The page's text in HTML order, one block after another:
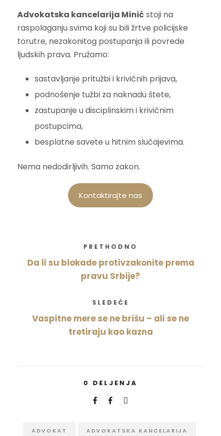
Advokatska kancelarija Minić stoji na
raspolaganju svima koji su bili žrtve policijske
torutre, nezakonitog postupanja ili povrede
ljudskih prava. Pružamo:
sastavljanje pritužbi i krivičnih prijava,
podnošenje tužbi za naknadu štete,
zastupanje u disciplinskim i krivičnim
postupcima,
besplatne savete u hitnim slučajevima.
Nema nedodirljivih. Samo zakon.
Kontaktirajte nas
PRETHODNO
Da li su blokade protivzakonite prema
pravu Srbije?
SLEDEĆE
Vaspitne mere se ne brišu – ali se ne
tretiraju kao kazna
0 DELJENJA
ADVOKAT ADVOKATSKA KANCELARIJA